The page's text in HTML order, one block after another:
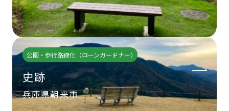
公園・歩行路緑化（ローンガードナー）
史跡
兵庫県朝来市